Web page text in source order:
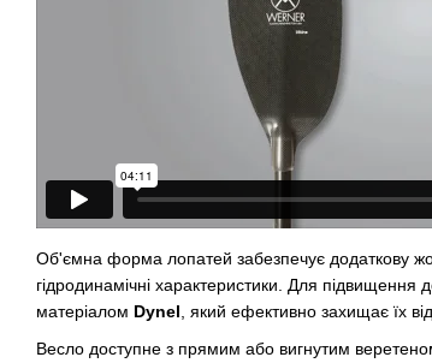
Об'ємна форма лопатей забезпечує додаткову
гідродинамічні характеристики. Для підвищення
матеріалом Dynel, який ефективно захищає їх
Весло доступне з прямим або вигнутим